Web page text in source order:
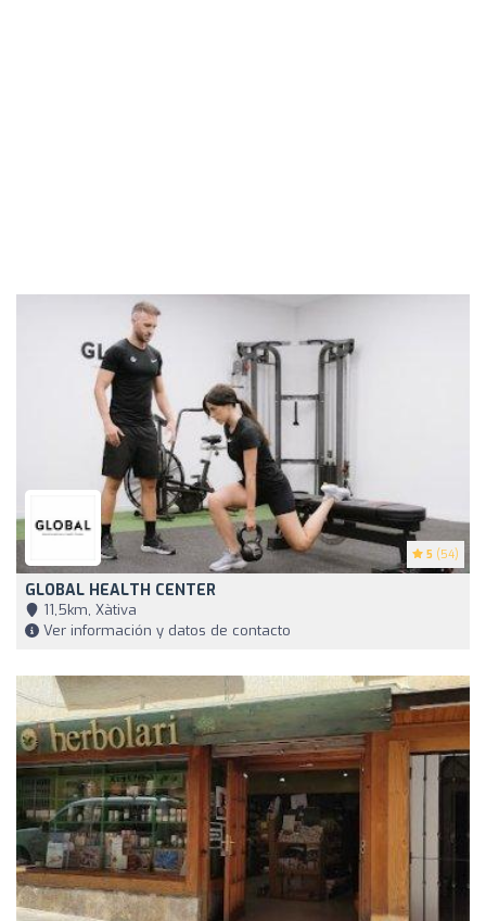
5 (54)
GLOBAL HEALTH CENTER
11,5km, Xàtiva
Ver información y datos de contacto